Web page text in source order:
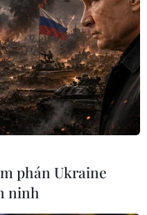
bước
nhờ kỳ
phán Ukraine
ninh